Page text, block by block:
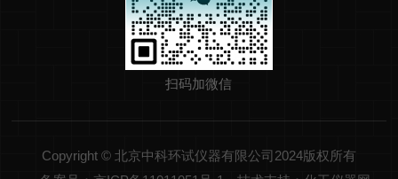
扫码加微信
Copyright © 北京中科环试仪器有限公司2024版权所有